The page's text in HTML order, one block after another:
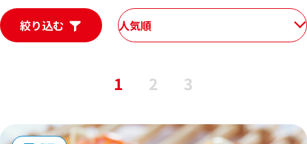
絞り込む
1 2 3
人気順